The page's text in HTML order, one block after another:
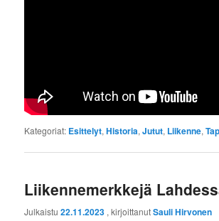
Kategoriat: Esittelyt,Historia,Jutut, Liikenne,
Liikennemerkkejä
Julkaistu22.11.2023 , kirjoittanutSauli Hirvonen